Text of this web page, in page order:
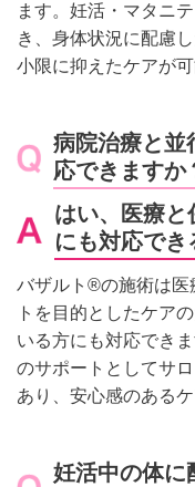
ます。妊活・マタニ
き、身体状況に配慮
小限に抑えたケアが可
病院治療と並
応できますか
はい、医療
にも対応でき
バザルト®の施術は医
トを目的としたケア
いる方にも対応でき
のサポートとしてサ
あり、安心感のある
妊活中の体に